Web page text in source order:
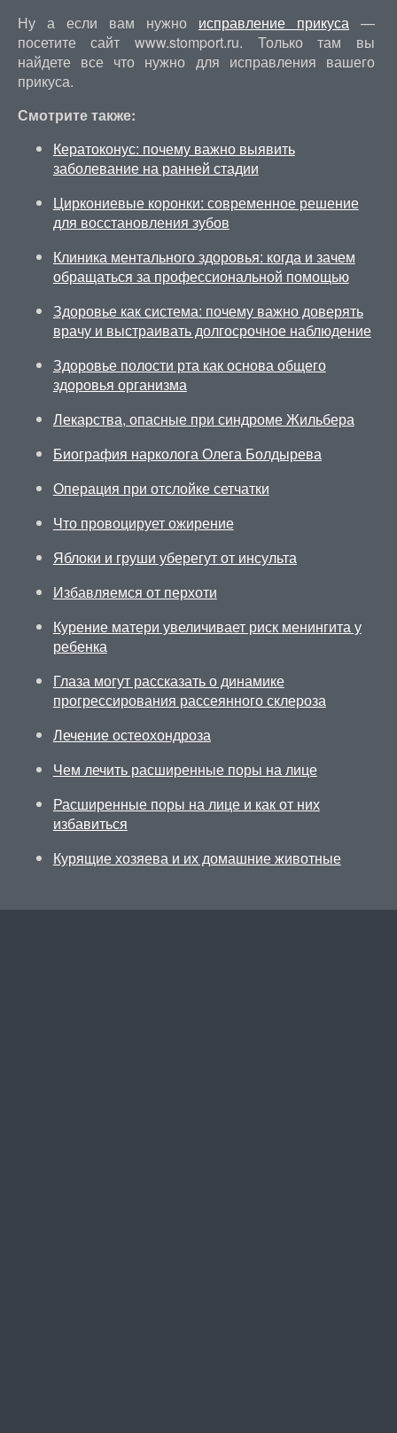
Ну а если вам нужно исправление прикуса—
посетите сайт www.stomport.ru. Только там вы
найдете все что нужно для исправления вашего
прикуса.
Смотрите также:
Кератоконус: почему важно выявить
заболевание на ранней стадии
Циркониевые коронки: современное решение
для восстановления зубов
Клиника ментального здоровья: когда и зачем
обращаться за профессиональной помощью
Здоровье как система: почему важно доверять
врачу и выстраивать долгосрочное наблюдение
Здоровье полости рта как основа общего
здоровья организма
Лекарства, опасные при синдроме Жильбера
Биография нарколога Олега Болдырева
Операция при отслойке сетчатки
Что провоцирует ожирение
Яблоки и груши уберегут от инсульта
Избавляемся от перхоти
Курение матери увеличивает риск менингита у
ребенка
Глаза могут рассказать о динамике
прогрессирования рассеянного склероза
Лечение остеохондроза
Чем лечить расширенные поры на лице
Расширенные поры на лице и как от них
избавиться
Курящие хозяева и их домашние животные